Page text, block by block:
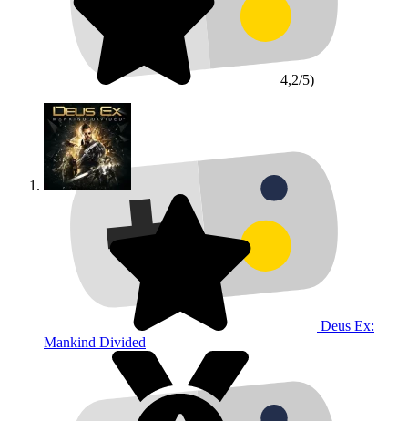
4,2/5)
Deus Ex:
Mankind Divided